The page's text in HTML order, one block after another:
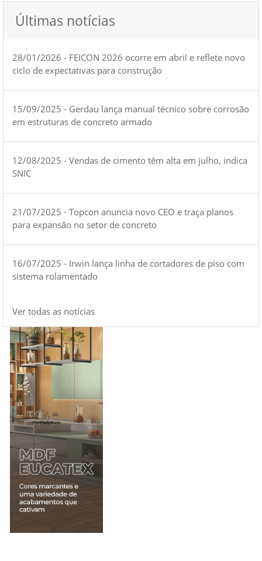
Últimas notícias
28/01/2026 - FEICON 2026 ocorre em abril e reflete novo
ciclo de expectativas para construção
15/09/2025 - Gerdau lança manual técnico sobre corrosão
em estruturas de concreto armado
12/08/2025 - Vendas de cimento têm alta em julho, indica
SNIC
21/07/2025 - Topcon anuncia novo CEO e traça planos
para expansão no setor de concreto
16/07/2025 - Irwin lança linha de cortadores de piso com
sistema rolamentado
Ver todas as notícias